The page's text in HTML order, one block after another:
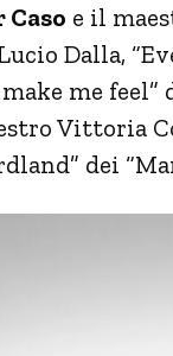
Caso e il
Dalla,
me
Vittoria
dei